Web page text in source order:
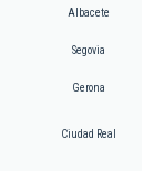
Albacete
Segovia
Gerona
Ciudad Real